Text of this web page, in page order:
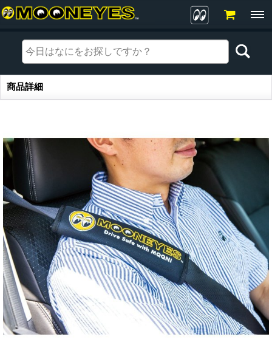
商品詳細
商品詳細